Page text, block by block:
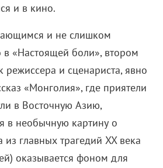
и в кино.
и не слишком
«Настоящей боли», втором
режиссера и сценариста, явно
«Монголия», где приятели
в Восточную Азию,
в необычную картину о
из главных трагедий XX века
оказывается фоном для